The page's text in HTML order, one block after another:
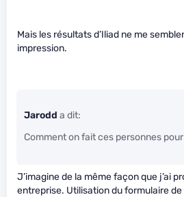
Mais les résultats d’Iliad ne me
impression.
Jarodd a dit:
Comment on fait ces personnes
J’imagine de la même façon que j’ai
entreprise. Utilisation du formulaire